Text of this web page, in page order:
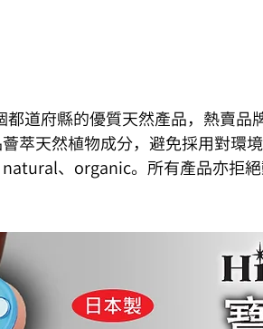
道府縣的優質天然產品，熱賣品
萃天然植物成分，避免採用對環
、organic。所有產品亦拒絕